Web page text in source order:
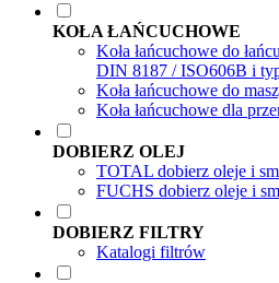
KOŁA ŁAŃCUCHOWE
Koła łańcuchowe do
DIN 8187 / ISO606B i
Koła łańcuchowe do
Koła łańcuchowe dla
DOBIERZ OLEJ
TOTAL dobierz oleje i
FUCHS dobierz oleje i
DOBIERZ FILTRY
Katalogi filtrów